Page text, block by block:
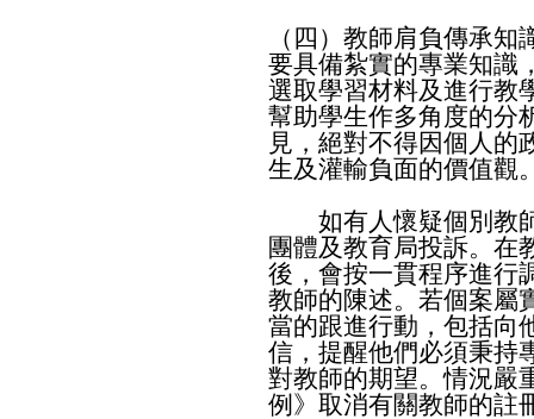
（四）教師肩負傳承
要具備紮實的專業知識
選取學習材料及進行教
幫助學生作多角度的分
見，絕對不得因個人的
生及灌輸負面的價值觀
如有人懷疑個別教師
團體及教育局投訴。在
後，會按一貫程序進行
教師的陳述。若個案屬
當的跟進行動，包括向
信，提醒他們必須秉持
對教師的期望。情況嚴
例》取消有關教師的註